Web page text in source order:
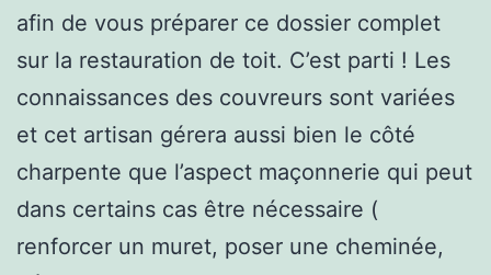
afin de vous préparer ce dossier complet
sur la restauration de toit. C’est parti ! Les
connaissances des couvreurs sont variées
et cet artisan gérera aussi bien le côté
charpente que l’aspect maçonnerie qui peut
dans certains cas être nécessaire (
renforcer un muret, poser une cheminée,